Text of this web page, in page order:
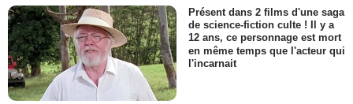
Présent dans 2 films d'une saga
de science-fiction culte ! Il y a
12 ans, ce personnage est mort
en même temps que l'acteur qui
l'incarnait